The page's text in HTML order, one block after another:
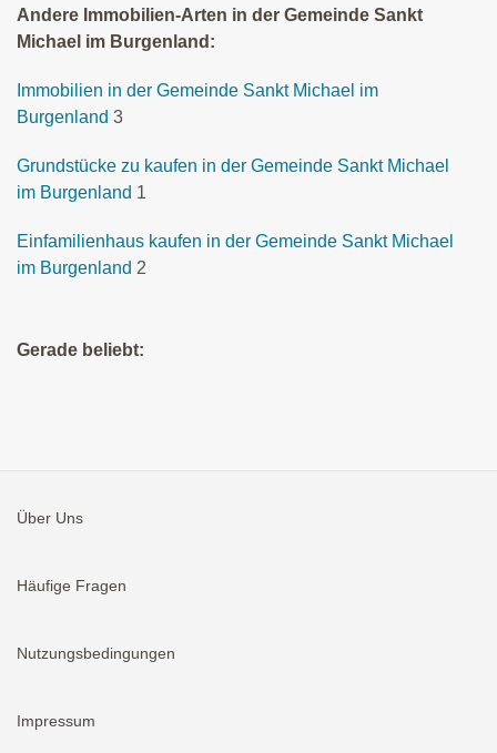
Andere Immobilien-Arten in der Gemeinde Sankt
Michael im Burgenland:
Immobilien in der Gemeinde Sankt Michael im
Burgenland 3
Grundstücke zu kaufen in der Gemeinde Sankt Michael
im Burgenland 1
Einfamilienhaus kaufen in der Gemeinde Sankt Michael
im Burgenland 2
Gerade beliebt:
Über Uns
Häufige Fragen
Nutzungsbedingungen
Impressum